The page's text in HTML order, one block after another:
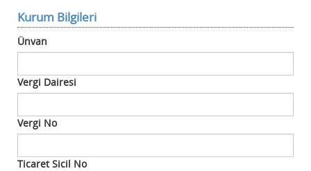
Kurum Bilgileri
Ünvan
Vergi Dairesi
Vergi No
Ticaret Sicil No